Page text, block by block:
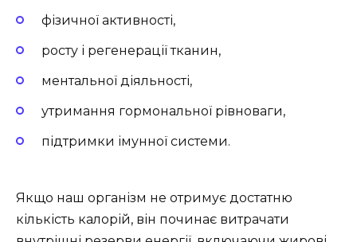
фізичної активності,
росту і регенерації тканин,
ментальної діяльності,
утримання гормональної рівноваги,
підтримки імунної системи.
Якщо наш організм не отримує достатню
кількість калорій, він починає витрачати